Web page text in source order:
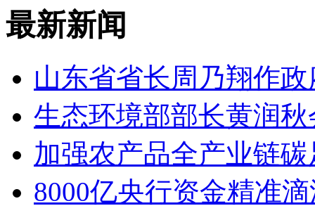
最新新闻
山东省省长周乃翔作
生态环境部部长黄润
加强农产品全产业链
8000亿央行资金精准